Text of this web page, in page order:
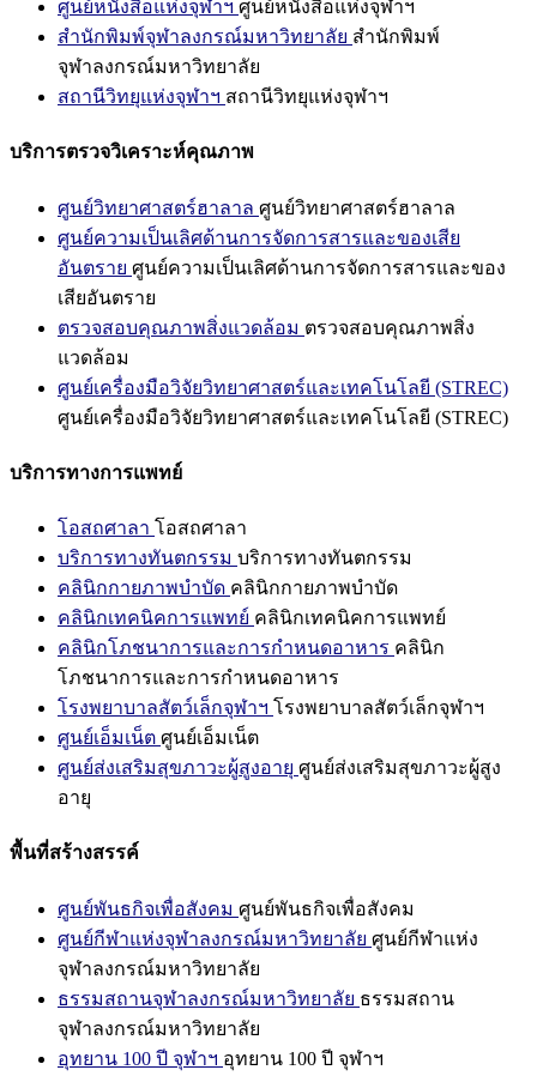
ศูนย์หนังสือแห่งจุฬาฯ ศูนย์หนังสือแห่งจุฬาฯ
สำนักพิมพ์จุฬาลงกรณ์มหาวิทยาลัย สำนักพิมพ์
จุฬาลงกรณ์มหาวิทยาลัย
สถานีวิทยุแห่งจุฬาฯ สถานีวิทยุแห่งจุฬาฯ
บริการตรวจวิเคราะห์คุณภาพ
ศูนย์วิทยาศาสตร์ฮาลาล ศูนย์วิทยาศาสตร์ฮาลาล
ศูนย์ความเป็นเลิศด้านการจัดการสารและของเสีย
อันตราย ศูนย์ความเป็นเลิศด้านการจัดการสารและของ
เสียอันตราย
ตรวจสอบคุณภาพสิ่งแวดล้อม ตรวจสอบคุณภาพสิ่ง
แวดล้อม
ศูนย์เครื่องมือวิจัยวิทยาศาสตร์และเทคโนโลยี (STREC)
ศูนย์เครื่องมือวิจัยวิทยาศาสตร์และเทคโนโลยี (STREC)
บริการทางการแพทย์
โอสถศาลา โอสถศาลา
บริการทางทันตกรรม บริการทางทันตกรรม
คลินิกกายภาพบำบัด คลินิกกายภาพบำบัด
คลินิกเทคนิคการแพทย์ คลินิกเทคนิคการแพทย์
คลินิกโภชนาการและการกำหนดอาหาร คลินิก
โภชนาการและการกำหนดอาหาร
โรงพยาบาลสัตว์เล็กจุฬาฯ โรงพยาบาลสัตว์เล็กจุฬาฯ
ศูนย์เอ็มเน็ต ศูนย์เอ็มเน็ต
ศูนย์ส่งเสริมสุขภาวะผู้สูงอายุ ศูนย์ส่งเสริมสุขภาวะผู้สูง
อายุ
พื้นที่สร้างสรรค์
ศูนย์พันธกิจเพื่อสังคม ศูนย์พันธกิจเพื่อสังคม
ศูนย์กีฬาแห่งจุฬาลงกรณ์มหาวิทยาลัย ศูนย์กีฬาแห่ง
จุฬาลงกรณ์มหาวิทยาลัย
ธรรมสถานจุฬาลงกรณ์มหาวิทยาลัย ธรรมสถาน
จุฬาลงกรณ์มหาวิทยาลัย
อุทยาน 100 ปี จุฬาฯ อุทยาน 100 ปี จุฬาฯ